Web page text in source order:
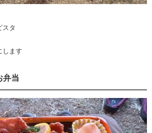
スタ
します
弁当